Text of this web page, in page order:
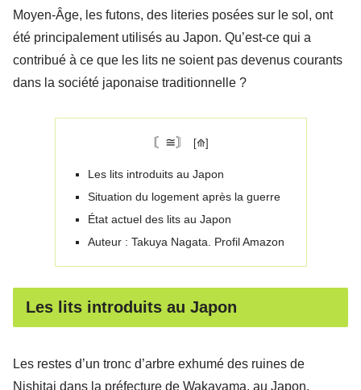
Moyen-Âge, les futons, des literies posées sur le sol, ont
été principalement utilisés au Japon. Qu’est-ce qui a
contribué à ce que les lits ne soient pas devenus courants
dans la société japonaise traditionnelle ?
〘≅〙
Les lits introduits au Japon
Situation du logement après la guerre
État actuel des lits au Japon
Auteur : Takuya Nagata. Profil Amazon
Les lits introduits au Japon
Les restes d’un tronc d’arbre exhumé des ruines de
Nishitai dans la préfecture de Wakayama, au Japon,